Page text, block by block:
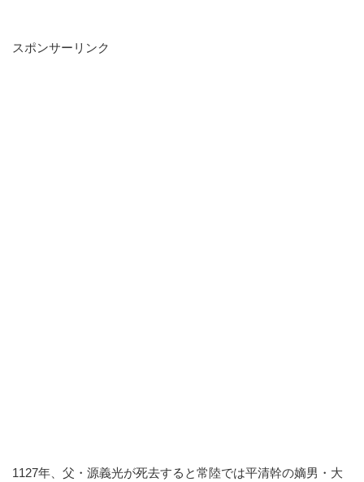
スポンサーリンク
1127年、父・源義光が死去すると常陸では平清幹の嫡男・大